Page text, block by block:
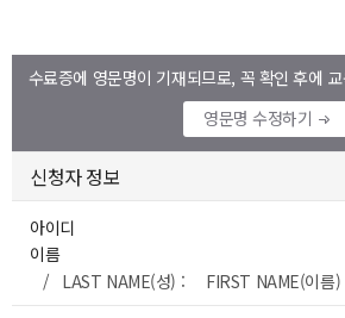
수료증에 영문명이 기재되므로, 꼭 확인 후에
영문명 수정하기
신청자 정보
아이디
이름
/ LAST NAME(성) : FIRST NAME(이름)